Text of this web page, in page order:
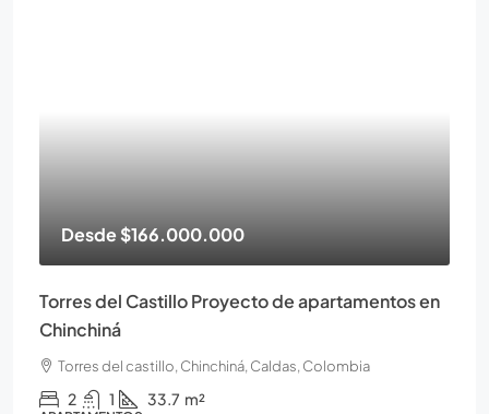
Desde$166.000.000
Torres del Castillo Proyecto de apartamentos en
Chinchiná
Torres del castillo, Chinchiná, Caldas, Colombia
2 1 33.7 m²